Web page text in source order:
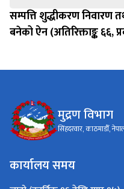
सम्पत्ति शुद्धीकरण निवारण
बनेको ऐन (अतिरिक्ताङ्क ६६,
मुद्रण विभाग
सिंहदरवार, काठमाडौँ,
कार्यालय समय